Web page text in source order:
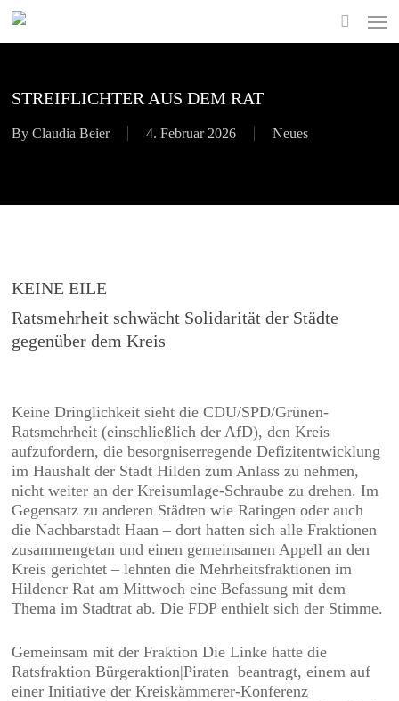
Skip
main
search
STREIFLICHTER AUS DEM RAT
By Claudia Beier 4. Februar 2026 Neues
KEINE EILE
Ratsmehrheit schwächt Solidarität der Städte
gegenüber dem Kreis
Keine Dringlichkeit sieht die CDU/SPD/Grünen-
Ratsmehrheit (einschließlich der AfD), den Kreis
aufzufordern, die besorgniserregende Defizitentwicklung
im Haushalt der Stadt Hilden zum Anlass zu nehmen,
nicht weiter an der Kreisumlage-Schraube zu drehen. Im
Gegensatz zu anderen Städten wie Ratingen oder auch
die Nachbarstadt Haan – dort hatten sich alle Fraktionen
zusammengetan und einen gemeinsamen Appell an den
Kreis gerichtet – lehnten die Mehrheitsfraktionen im
Hildener Rat am Mittwoch eine Befassung mit dem
Thema im Stadtrat ab. Die FDP enthielt sich der Stimme.
Gemeinsam mit der Fraktion Die Linke hatte die
Ratsfraktion Bürgeraktion|Piraten beantragt, einem auf
einer Initiative der Kreiskämmerer-Konferenz